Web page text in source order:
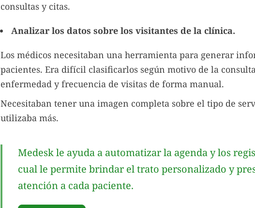
consultas y citas.
Analizar los datos sobre los visitantes de la clínica.
Los médicos necesitaban una herramienta para generar
pacientes. Era difícil clasificarlos según motivo de la
enfermedad y frecuencia de visitas de forma manual.
Necesitaban tener una imagen completa sobre el tipo de
utilizaba más.
Medesk le ayuda a automatizar la agenda y los
cual le permite brindar el trato personalizado y
atención a cada paciente.